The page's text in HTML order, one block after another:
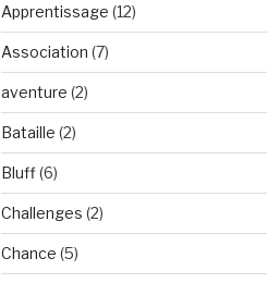
Apprentissage (12)
Association (7)
aventure (2)
Bataille (2)
Bluff(6)
Challenges (2)
Chance (5)